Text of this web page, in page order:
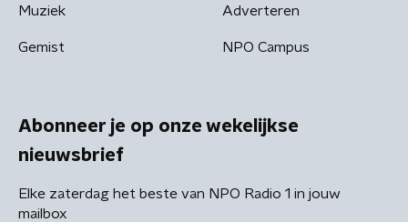
Muziek
Gemist
Adverteren
NPO Campus
Abonneer je op onze wekelijkse
nieuwsbrief
Elke zaterdag het beste van NPO Radio 1 in jouw
mailbox